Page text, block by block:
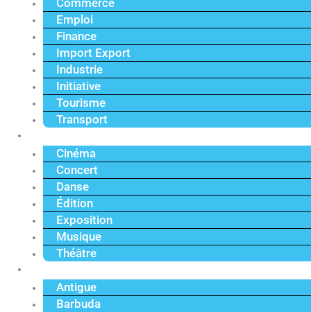
Commerce
Emploi
Finance
Import Export
Industrie
Initiative
Tourisme
Transport
Cinéma
Concert
Danse
Édition
Exposition
Musique
Théâtre
Antigue
Barbuda